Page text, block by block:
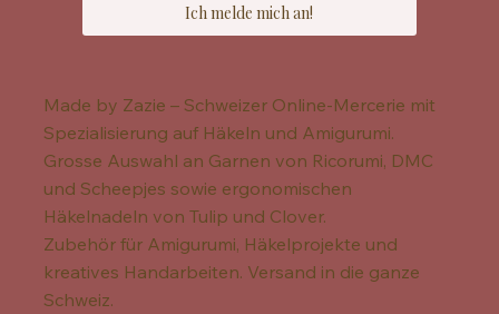
Ich melde mich an!
Made by Zazie – Schweizer Online-Mercerie mit
Spezialisierung auf Häkeln und Amigurumi.
Grosse Auswahl an Garnen von Ricorumi, DMC
und Scheepjes sowie ergonomischen
Häkelnadeln von Tulip und Clover.
Zubehör für Amigurumi, Häkelprojekte und
kreatives Handarbeiten. Versand in die ganze
Schweiz.